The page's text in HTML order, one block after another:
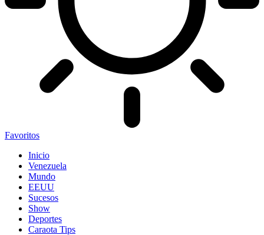
Favoritos
Inicio
Venezuela
Mundo
EEUU
Sucesos
Show
Deportes
Caraota Tips